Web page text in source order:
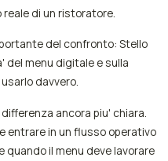
di un ristoratore.
del confronto: Stello
del menu digitale e sulla
davvero.
ancora piu' chiara.
entrare in un flusso operativo
quando il menu deve lavorare